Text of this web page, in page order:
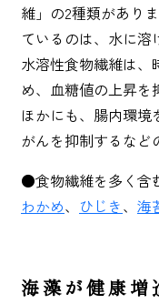
維」の2種類があり
ているのは、水に溶
水溶性食物繊維は、
め、血糖値の上昇を
ほかにも、腸内環
がんを抑制するなど
●食物繊維を多く含
わかめ、 ひじき、 海
海藻が健康増